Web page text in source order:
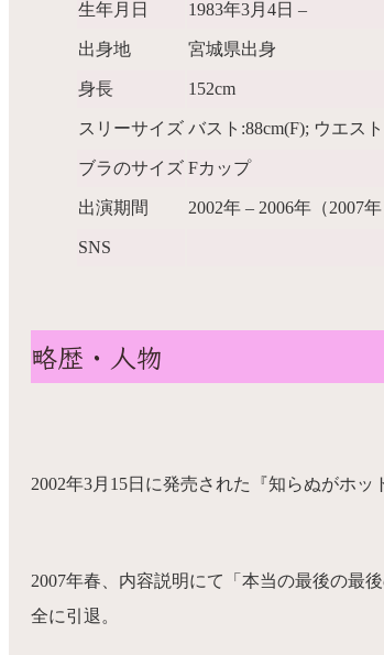
生年月日 1983年3月4日 –
出身地 宮城県出身
身長 152cm
スリーサイズ バスト:88cm(F); ウエ
ブラのサイズ Fカップ
出演期間 2002年 – 2006年（2007年
SNS
略歴・人物
2002年3月15日に発売された『知らぬがホ
2007年春、内容説明にて「本当の最後の最
全に引退。